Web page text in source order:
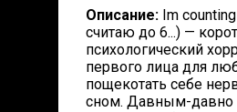
Описание: Im
считаю до 6...) —
психологический
первого лица для
пощекотать себе
сном. Давным-давно